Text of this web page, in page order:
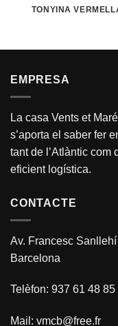
TONYINA
EMPRESA
La casa Vents et
s’aporta el saber fer
tant de l’Atlàntic com
eficient logística.
CONTACTE
Av. Francesc
Barcelona
Telèfon: 937 61 48 85
Mail: vmcb@free.fr